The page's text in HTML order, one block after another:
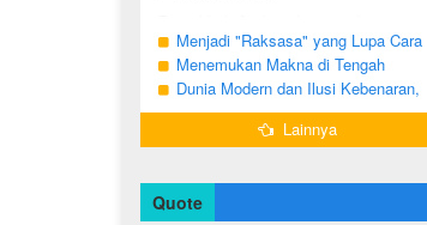
pagi, menatap cermin, dan menyadari
bahwa garis-garis halus di wajah bukan
sekadar tanda penuaan, melainkan ...
Menjadi "Raksasa" yang Lupa Cara
Jadi Manusia
Menemukan Makna di Tengah
Langkah yang Belum Selesai
Dunia Modern dan Ilusi Kebenaran,
Antara Kesadaran dan terjebak Tipu
Lainnya
Quote